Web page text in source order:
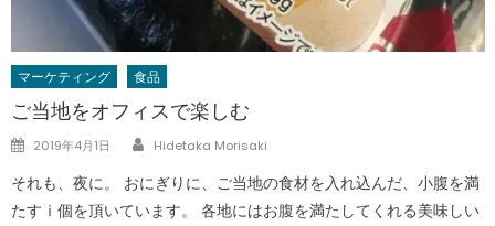
マーケティング 食品
ご当地をオフィスで楽しむ
Posted
2019年4月1日 Author
Hidetaka Morisaki
それも、夜に。 おにぎりに、ご当地の食材を入れ込んだ、小腹を満
たすⅰ個を頂いています。 各地にはお腹を満たしてくれる美味しい